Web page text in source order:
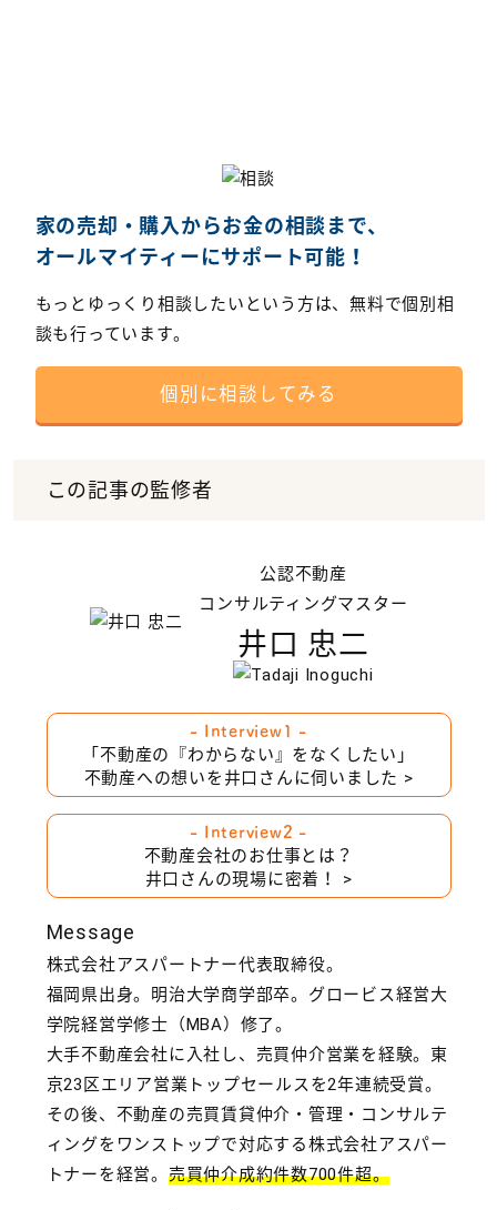
家の売却・購入からお金の相談まで、
オールマイティーにサポート可能！
もっとゆっくり相談したいという方は、無料で個別相
談も行っています。
個別に相談してみる
この記事の監修者
公認不動産
コンサルティングマスター
井口 忠二
- Interview1 -
「不動産の『わからない』をなくしたい」
不動産への想いを井口さんに伺いました >
- Interview2 -
不動産会社のお仕事とは？
井口さんの現場に密着！ >
Message
株式会社アスパートナー代表取締役。
福岡県出身。明治大学商学部卒。グロービス経営大
学院経営学修士（MBA）修了。
大手不動産会社に入社し、売買仲介営業を経験。東
京23区エリア営業トップセールスを2年連続受賞。
その後、不動産の売買賃貸仲介・管理・コンサルテ
ィングをワンストップで対応する株式会社アスパー
トナーを経営。 売買仲介成約件数700件超。